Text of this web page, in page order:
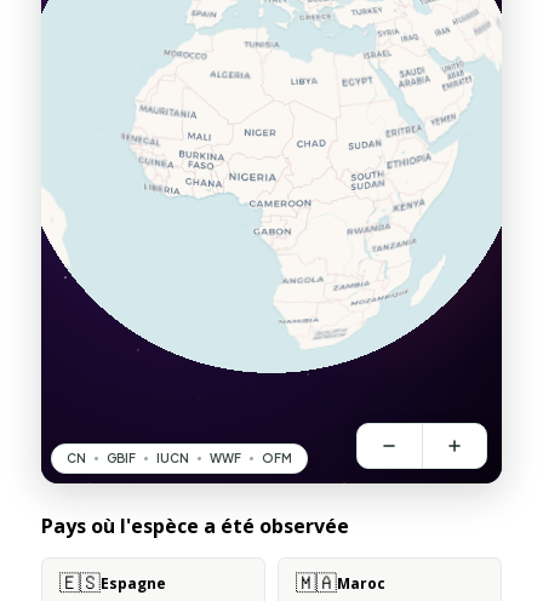
Pays où l'espèce a été observée
🇪🇸Espagne 🇲🇦Maroc